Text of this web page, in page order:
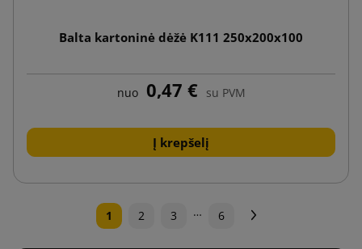
Balta kartoninė dėžė K111 250x200x100
nuo 0,47 € su PVM
Į krepšelį
1 2 3 … 6